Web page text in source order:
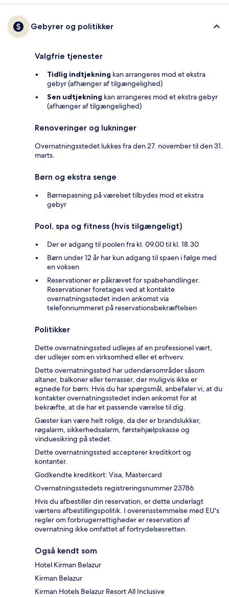
Gebyrer og politikker
Valgfrie tjenester
Tidlig indtjekning kan arrangeres mod et ekstra
gebyr (afhænger af tilgængelighed)
Sen udtjekning kan arrangeres mod et ekstra gebyr
(afhænger af tilgængelighed)
Renoveringer og lukninger
Overnatningsstedet lukkes fra den 27. november til den 31.
marts.
Børn og ekstra senge
Børnepasning på værelset tilbydes mod et ekstra
gebyr
Pool, spa og fitness (hvis tilgængeligt)
Der er adgang til poolen fra kl. 09.00 til kl. 18.30
Børn under 12 år har kun adgang til spaen i følge med
en voksen
Reservationer er påkrævet for spabehandlinger.
Reservationer foretages ved at kontakte
overnatningsstedet inden ankomst via
telefonnummeret på reservationsbekræftelsen
Politikker
Dette overnatningssted udlejes af en professionel vært,
der udlejer som en virksomhed eller et erhverv.
Dette overnatningssted har udendørsområder såsom
altaner, balkoner eller terrasser, der muligvis ikke er
egnede for børn. Hvis du har spørgsmål, anbefaler vi, at du
kontakter overnatningsstedet inden ankomst for at
bekræfte, at de har et passende værelse til dig.
Gæster kan være helt rolige, da der er brandslukker,
røgalarm, sikkerhedsalarm, førstehjælpskasse og
vinduesikring på stedet.
Dette overnatningssted accepterer kreditkort og
kontanter.
Godkendte kreditkort: Visa, Mastercard
Overnatningsstedets registreringsnummer 23786
Hvis du afbestiller din reservation, er dette underlagt
værtens afbestillingspolitik. I overensstemmelse med EU's
regler om forbrugerrettigheder er reservation af
overnatning ikke omfattet af fortrydelsesretten.
Også kendt som
Hotel Kirman Belazur
Kirman Belazur
Kirman Hotels Belazur Resort All Inclusive